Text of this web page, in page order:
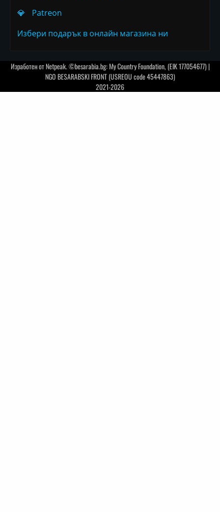
💎
Patreon
Избери подарък в онлайн магазина ни
Изработен отNetpeak. ©besarabia.bg: My Country Foundation, (EIK 177054677) |
NGO BESARABSKI FRONT (USREOU code 45447863)
2021-2026